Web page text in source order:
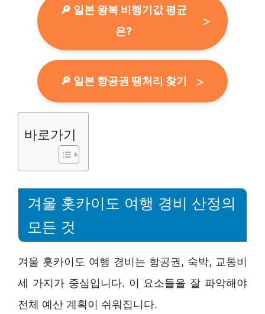
🔎 일본 왕복 비행기값 평균
은?
🔎 일본 항공권 땡처리 찾기
바로가기
겨울 홋카이도 여행 경비 산정의
모든 것
겨울 홋카이도 여행 경비는 항공권, 숙박, 교통비
세 가지가 중심입니다. 이 요소들을 잘 파악해야
전체 예산 계획이 쉬워집니다.